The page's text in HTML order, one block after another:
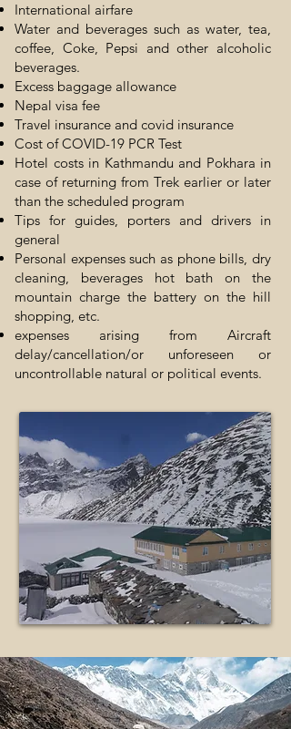
International airfare
Water and beverages such as water, tea,
coffee, Coke, Pepsi and other alcoholic
beverages.
Excess baggage allowance
Nepal visa fee
Travel insurance and covid insurance
Cost of COVID-19 PCR Test
Hotel costs in Kathmandu and Pokhara in
case of returning from Trek earlier or later
than the scheduled program
Tips for guides, porters and drivers in
general
Personal expenses such as phone bills, dry
cleaning, beverages hot bath on the
mountain charge the battery on the hill
shopping, etc.
expenses arising from Aircraft
delay/cancellation/or unforeseen or
uncontrollable natural or political events.